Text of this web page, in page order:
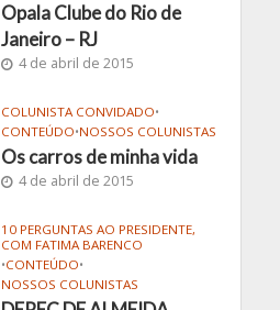
Opala Clube do Rio de
Janeiro – RJ
4 de abril de 2015
COLUNISTA CONVIDADO•
CONTEÚDO•NOSSOS COLUNISTAS
Os carros de minha vida
4 de abril de 2015
10 PERGUNTAS AO PRESIDENTE,
COM FATIMA BARENCO
•CONTEÚDO•
NOSSOS COLUNISTAS